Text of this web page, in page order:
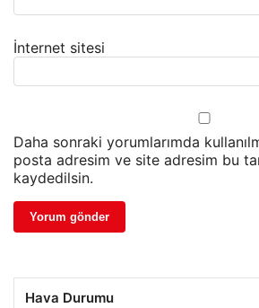
İnternet sitesi
Daha sonraki yorumlarımda
posta adresim ve site adresim bu
kaydedilsin.
Hava Durumu